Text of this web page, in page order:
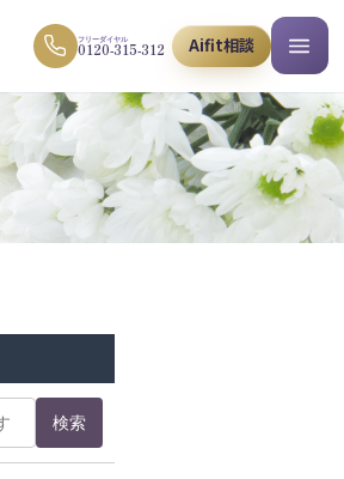
フリーダイヤル
0120-315-312 Aifit相談
検索